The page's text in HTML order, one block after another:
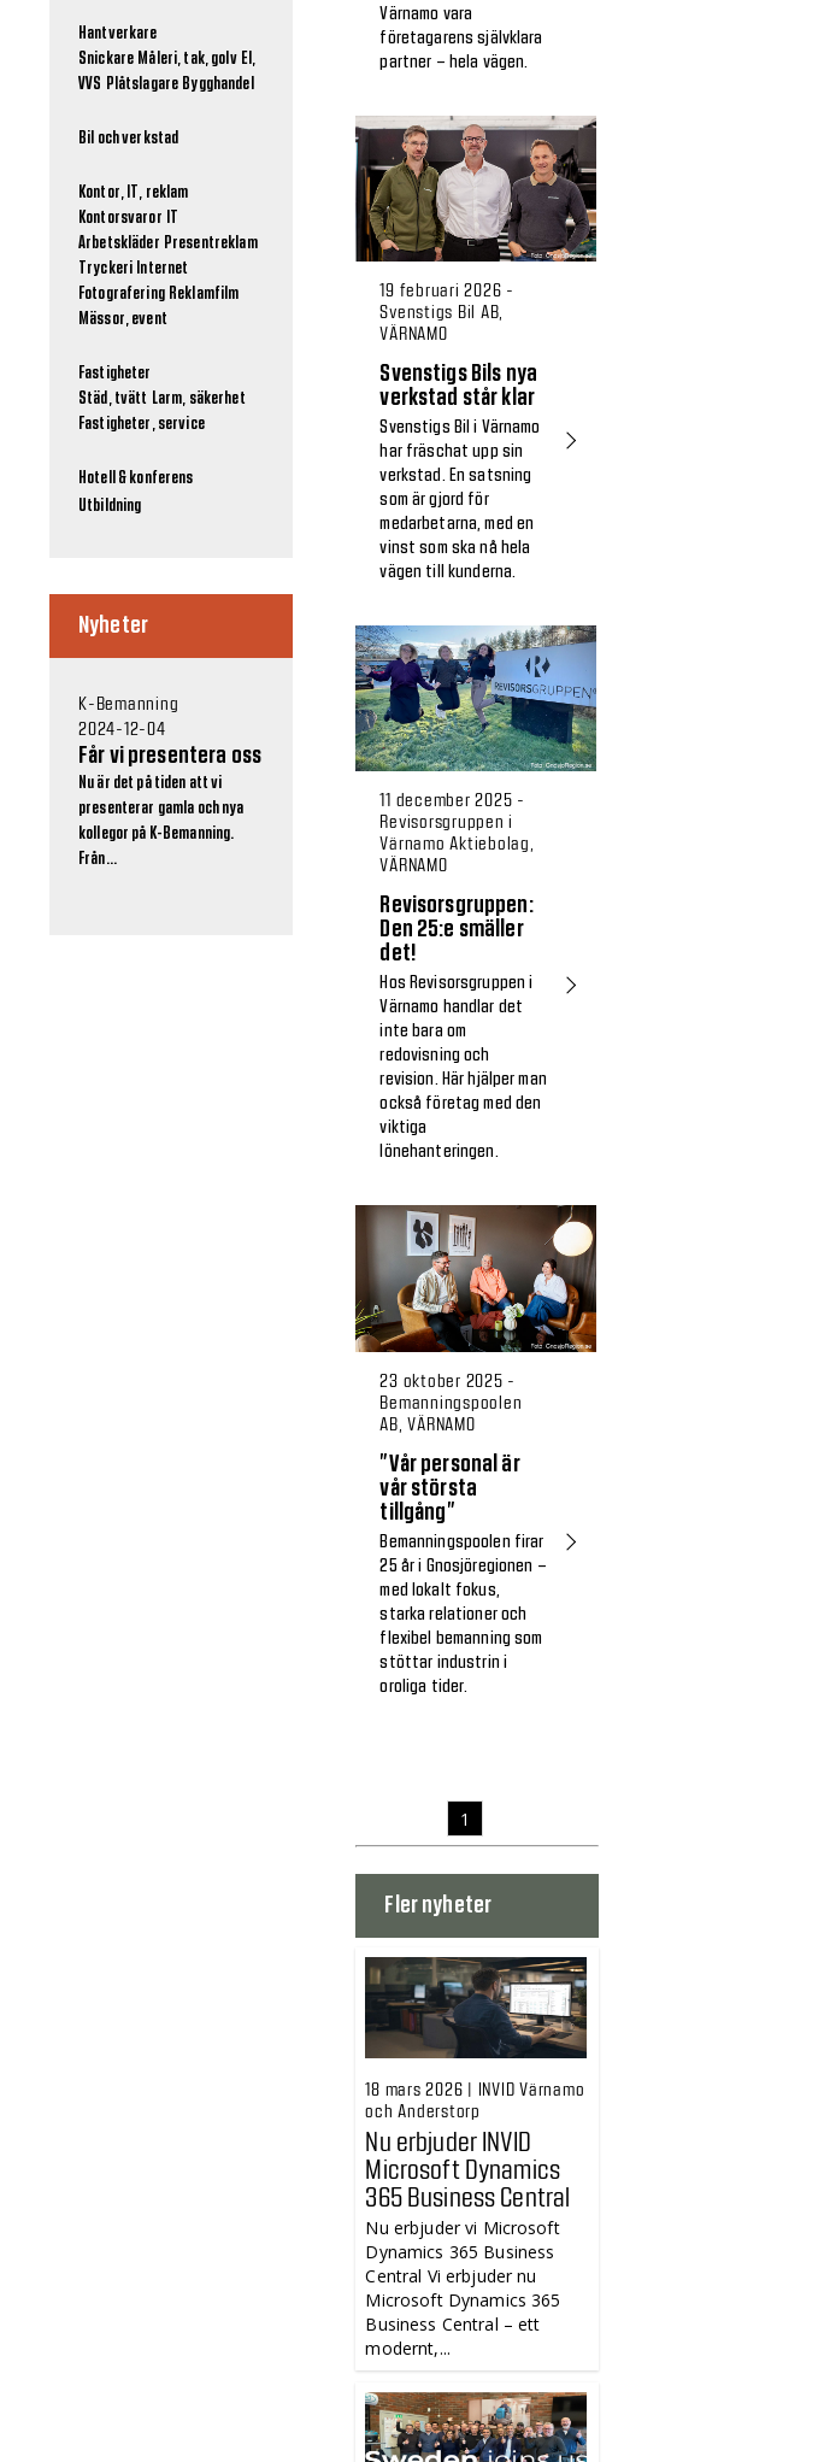
Hantverkare
Snickare Måleri, tak, golv El,
VVS Plåtslagare Bygghandel
Bil och verkstad
Kontor, IT, reklam
Kontorsvaror
Arbetskläder Presentreklam
Tryckeri Internet
Fotografering Reklamfilm
Mässor, event
Fastigheter
Städ, tvätt Larm, säkerhet
Fastigheter, service
Hotell & konferens
Utbildning
Nyheter
K-Bemanning
2024-12-04
Får vi presentera oss
Nu är det på tiden att vi
presenterar gamla och nya
kollegor på K-Bemanning.
Från...
Värnamo vara
företagarens självklara
partner – hela vägen.
19 februari 2026 -
Svenstigs Bil AB,
VÄRNAMO
Svenstigs Bils nya
verkstad står klar
Svenstigs Bil i Värnamo
har fräschat upp sin
verkstad. En satsning
som är gjord för
medarbetarna, med en
vinst som ska nå hela
vägen till kunderna.
11 december 2025 -
Revisorsgruppen i
Värnamo Aktiebolag,
VÄRNAMO
Revisorsgruppen:
Den 25:e smäller
det!
Hos Revisorsgruppen i
Värnamo handlar det
inte bara om
redovisning och
revision. Här hjälper man
också företag med den
viktiga
lönehanteringen.
23 oktober 2025 -
Bemanningspoolen
AB, VÄRNAMO
”Vår personal är
vår största
tillgång”
Bemanningspoolen firar
25 år i Gnosjöregionen –
med lokalt fokus,
starka relationer och
flexibel bemanning som
stöttar industrin i
oroliga tider.
1
Fler nyheter
18 mars 2026 | INVID Värnamo
och Anderstorp
Nu erbjuder INVID
Microsoft Dynamics
365 Business Central
Nu erbjuder vi Microsoft
Dynamics 365 Business
Central Vi erbjuder nu
Microsoft Dynamics 365
Business Central – ett
modernt,...